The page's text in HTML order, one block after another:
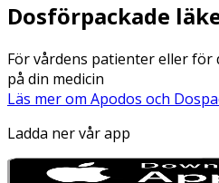
Dosförpackade
För vårdens patienter eller för
på din medicin
Läs mer om Apodos och
Ladda ner vår app